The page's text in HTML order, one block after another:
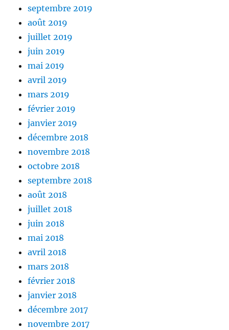
septembre 2019
août 2019
juillet 2019
juin 2019
mai 2019
avril 2019
mars 2019
février 2019
janvier 2019
décembre 2018
novembre 2018
octobre 2018
septembre 2018
août 2018
juillet 2018
juin 2018
mai 2018
avril 2018
mars 2018
février 2018
janvier 2018
décembre 2017
novembre 2017